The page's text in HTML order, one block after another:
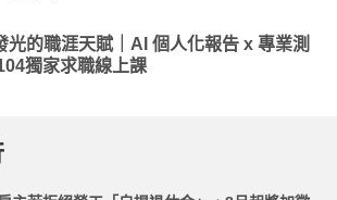
光的職涯天賦｜AI 個人化報告 x 專業測
獨家求職線上課